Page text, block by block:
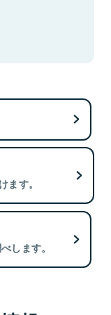
ます。
します。